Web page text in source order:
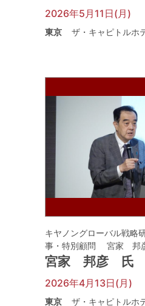
2026年5月11日(月)
東京 ザ・キャピトルホ
キヤノングローバル戦略
事・特別顧問 宮家 邦
宮家 邦彦 氏
2026年4月13日(月)
東京 ザ・キャピトルホ